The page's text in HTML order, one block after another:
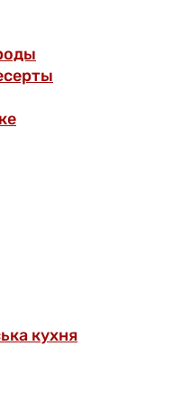
кухня